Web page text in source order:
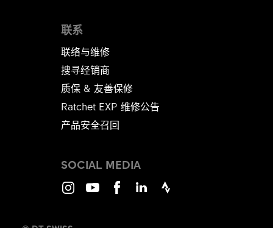
联系
联络与维修
搜寻经销商
质保 & 友善保修
Ratchet EXP 维修公告​​​​​​​
产品安全召回
SOCIAL MEDIA